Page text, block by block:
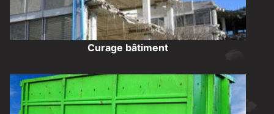
Curage bâtiment